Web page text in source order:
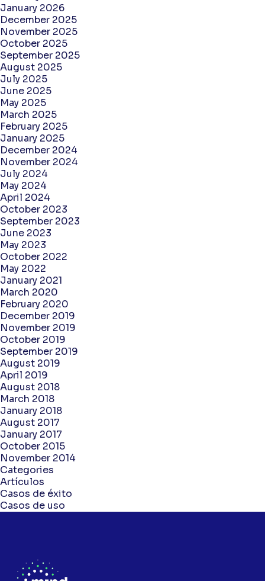
January 2026
December 2025
November 2025
October 2025
September 2025
August 2025
July 2025
June 2025
May 2025
March 2025
February 2025
January 2025
December 2024
November 2024
July 2024
May 2024
April 2024
October 2023
September 2023
June 2023
May 2023
October 2022
May 2022
January 2021
March 2020
February 2020
December 2019
November 2019
October 2019
September 2019
August 2019
April 2019
August 2018
March 2018
January 2018
August 2017
January 2017
October 2015
November 2014
Categories
Artículos
Casos de éxito
Casos de uso